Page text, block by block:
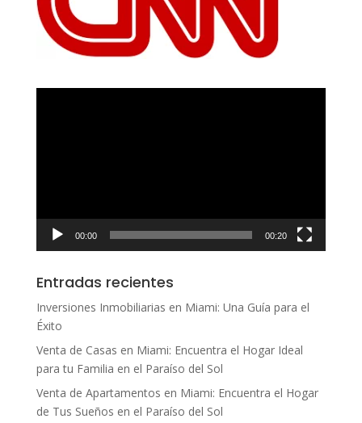
00:00 00:20
Entradas recientes
Inversiones Inmobiliarias en Miami: Una Guía para el
Éxito
Venta de Casas en Miami: Encuentra el Hogar Ideal
para tu Familia en el Paraíso del Sol
Venta de Apartamentos en Miami: Encuentra el Hogar
de Tus Sueños en el Paraíso del Sol